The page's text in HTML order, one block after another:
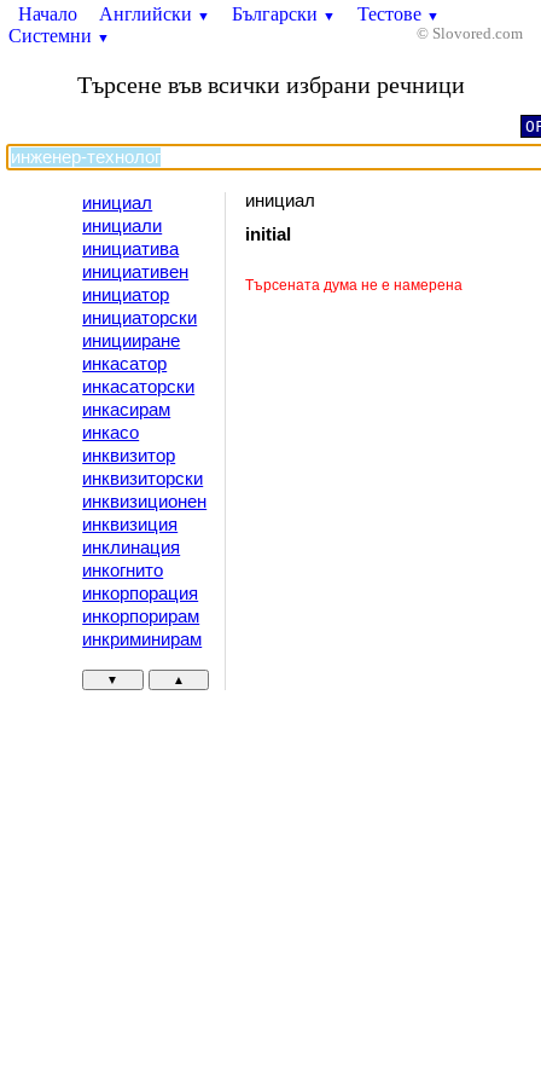
Начало Английски ▼ Български ▼ Тестове ▼
Системни ▼ © Slovored.com
Търсене във всички избрани речници
инициал
инициали
инициатива
инициативен
инициатор
инициаторски
иницииране
инкасатор
инкасаторски
инкасирам
инкасо
инквизитор
инквизиторски
инквизиционен
инквизиция
инклинация
инкогнито
инкорпорация
инкорпорирам
инкриминирам
▼ ▲
инициал
initial
Търсената дума не е намерена